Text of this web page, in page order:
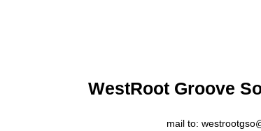
WestRoot Groove
mail to: